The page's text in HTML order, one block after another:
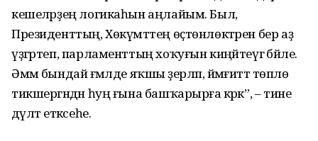
кешеләрҙең логикаһын аңлайым. Был,
Президенттың, Хөкүмәттең өҫтөнлөк­тәрен бер аҙ
үҙгәртеп, парламенттың хоҡуғын киңәйтеүгә бәйле.
Әммә бындай ғәмәлде яҡшы әҙерләп, йәмғиәттә төплө
тикшергәндән һуң ғына баш­ҡарырға кәрәк”, – тине
дәүләт етәксеһе.